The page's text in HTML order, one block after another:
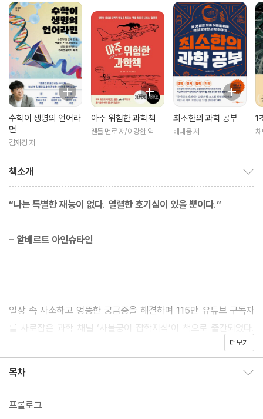
수학이 생명의 언어라
면
김재경 저
아주 위험한 과학책
랜들 먼로 저/이강환 역
최소한의 과학 공부
배대웅 저
1
책소개
“나는 특별한 재능이 없다. 열렬한 호기심이 있을 뿐이다.”
- 알베르트 아인슈타인
일상 속 사소하고 엉뚱한 궁금증을 해결하며 115만 유튜브 구독자
를 사로잡은 과학 채널 ‘사물궁이 잡학지식’이 책으로 출간되었다.
열혈 구독자들이 입을 모아 이야기하는 사물궁이의 재미는 질문 그
할 때 점프하면 살 수 있을까?’ ‘자다가 갑자기 움찔하는 이유는?’
등 살면서 누구나 한번쯤 궁금했을 법한, 혹은 듣는 순간 없던 궁금
더보기
목차
프롤로그